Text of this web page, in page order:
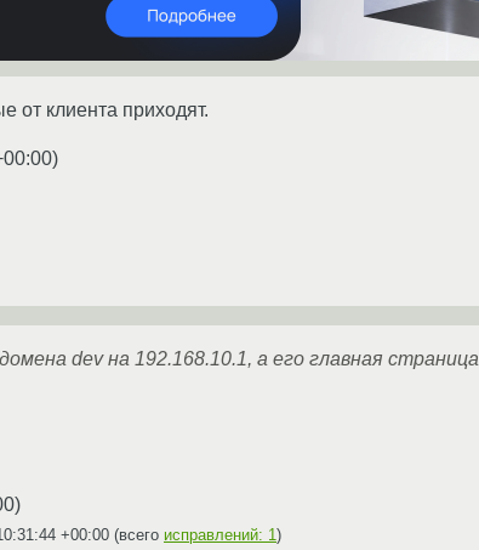
от клиента приходят.
)
dev на 192.168.10.1, а его главная страница
)
+00:00 (всего исправлений: 1 )